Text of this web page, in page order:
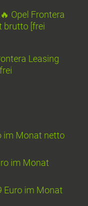
🔥 Opel Frontera
brutto [frei
Leasing
im Monat netto
im Monat
Euro im Monat